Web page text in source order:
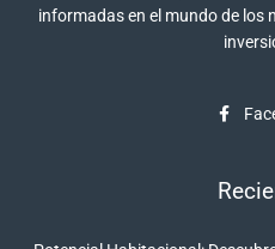
informadas en el mundo de los